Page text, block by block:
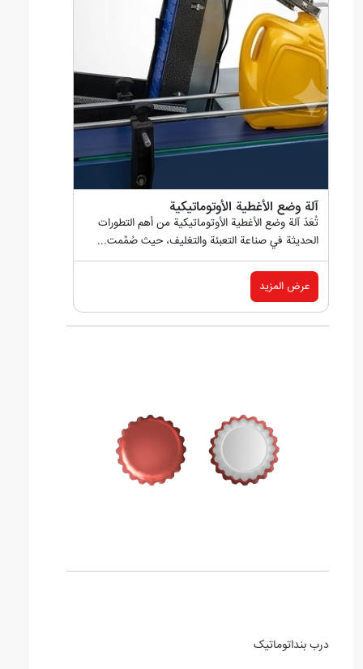
آلة وضع الأغطية الأوتوماتيكية
تُعَدّ آلة وضع الأغطية الأوتوماتيكية من أهم التطورات
الحديثة في صناعة التعبئة والتغليف، حيث صُمِّمت...
عرض المزيد
درب بنداتوماتیک